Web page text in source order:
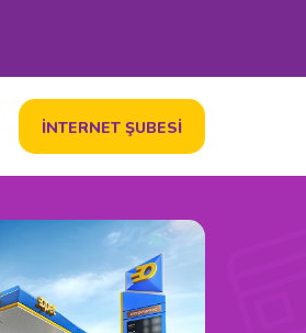
İNTERNET ŞUBESİ